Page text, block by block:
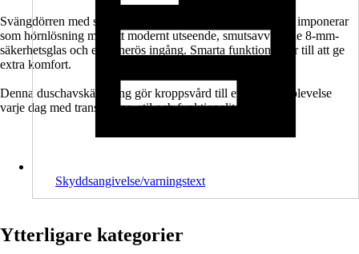
Svängdörren med sidovägg i serien SETTE från Jungborn imponerar
som hörnlösning med ett modernt utseende, smutsavvisande 8-mm-
säkerhetsglas och en generös ingång. Smarta funktioner ser till att ge
extra komfort.
Denna duschavskärmning gör kroppsvård till en härlig upplevelse
varje dag med transparens, stil och funktionalitet.
Skyddsangivelse/varningstext
Ytterligare kategorier